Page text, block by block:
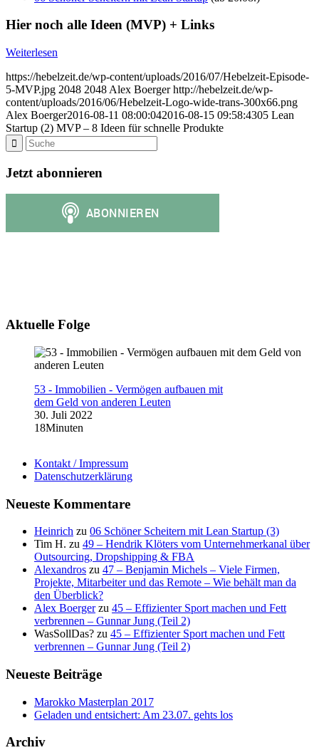
Hier noch alle Ideen (MVP) + Links
Weiterlesen
https://hebelzeit.de/wp-content/uploads/2016/07/Hebelzeit-Episode-
5-MVP.jpg 2048 2048 Alex Boerger http://hebelzeit.de/wp-
content/uploads/2016/06/Hebelzeit-Logo-wide-trans-300x66.png
Alex Boerger2016-08-11 08:00:042016-08-15 09:58:4305 Lean
Startup (2) MVP – 8 Ideen für schnelle Produkte
Jetzt abonnieren
Aktuelle Folge
53 - Immobilien - Vermögen aufbauen mit
dem Geld von anderen Leuten
30. Juli 2022
18Minuten
Kontakt / Impressum
Datenschutzerklärung
Neueste Kommentare
Heinrich zu 06 Schöner Scheitern mit Lean Startup (3)
Tim H. zu 49 – Hendrik Klöters vom Unternehmerkanal über
Outsourcing, Dropshipping & FBA
Alexandros zu 47 – Benjamin Michels – Viele Firmen,
Projekte, Mitarbeiter und das Remote – Wie behält man da
den Überblick?
Alex Boergerzu 45 – Effizienter Sport machen und Fett
verbrennen – Gunnar Jung (Teil 2)
WasSollDas? zu 45 – Effizienter Sport machen und Fett
verbrennen – Gunnar Jung (Teil 2)
Neueste Beiträge
Marokko Masterplan 2017
Geladen und entsichert: Am 23.07. gehts los
Archiv